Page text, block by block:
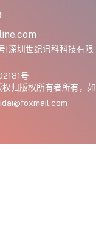
[深圳世纪讯科科技有限
号
归版权所有者所有，如